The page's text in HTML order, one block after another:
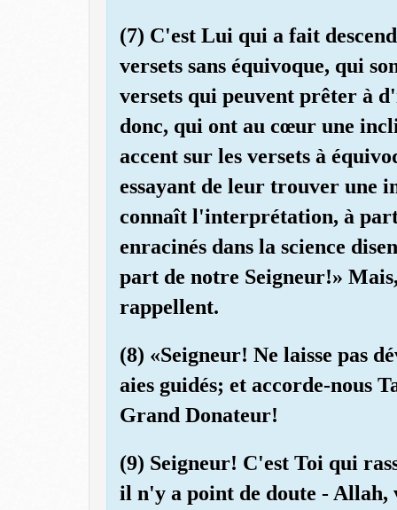
(7) C'est Lui qui a fait
versets sans équivoque, qui
versets qui peuvent prêter à
donc, qui ont au cœur une
accent sur les versets à
essayant de leur trouver une
connaît l'interprétation, à
enracinés dans la science
part de notre Seigneur!»
rappellent.
(8) «Seigneur! Ne laisse pas
aies guidés; et accorde-nous
Grand Donateur!
(9) Seigneur! C'est Toi qui
il n'y a point de doute - Allah,